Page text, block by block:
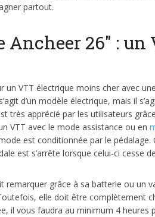
partout.
Ancheer 26″ :
un VTT électrique moins cher avec
d’un modèle électrique, mais il
très apprécié par les utilisateurs
VTT avec le mode assistance ou en
est conditionnée par le
est s’arrête lorsque celui-ci cesse
remarquer grâce à sa batterie ou un
elle doit être complètement
il vous faudra au minimum 4 heures